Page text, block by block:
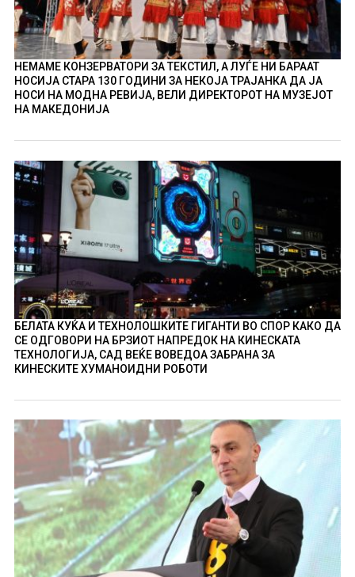
НЕМАМЕ КОНЗЕРВАТОРИ ЗА ТЕКСТИЛ, А ЛУЃЕ НИ БАРААТ
НОСИЈА СТАРА 130 ГОДИНИ ЗА НЕКОЈА ТРАЈАНКА ДА ЈА
НОСИ НА МОДНА РЕВИЈА, ВЕЛИ ДИРЕКТОРОТ НА МУЗЕЈОТ
НА МАКЕДОНИЈА
БЕЛАТА КУЌА И ТЕХНОЛОШКИТЕ ГИГАНТИ ВО СПОР КАКО ДА
СЕ ОДГОВОРИ НА БРЗИОТ НАПРЕДОК НА КИНЕСКАТА
ТЕХНОЛОГИЈА, САД ВЕЌЕ ВОВЕДОА ЗАБРАНА ЗА
КИНЕСКИТЕ ХУМАНОИДНИ РОБОТИ